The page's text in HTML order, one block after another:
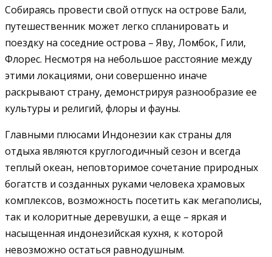
Собираясь провести свой отпуск на острове Бали,
путешественник может легко спланировать и
поездку на соседние острова – Яву, Ломбок, Гили,
Флорес. Несмотря на небольшое расстояние между
этими локациями, они совершенно иначе
раскрывают страну, демонстрируя разнообразие ее
культуры и религий, флоры и фауны.
Главными плюсами Индонезии как страны для
отдыха являются круглогодичный сезон и всегда
теплый океан, неповторимое сочетание природных
богатств и созданных руками человека храмовых
комплексов, возможность посетить как мегаполисы,
так и колоритные деревушки, а еще – яркая и
насыщенная индонезийская кухня, к которой
невозможно остаться равнодушным.